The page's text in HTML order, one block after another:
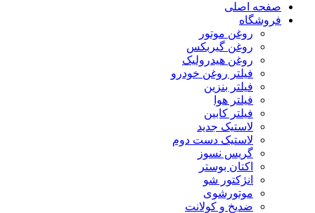
صفحه اصلی
فروشگاه
روغن موتور
روغن گیربکس
روغن هیدرولیک
فیلتر روغن خودرو
فیلتر بنزین
فیلتر هوا
فیلتر کابین
لاستیک جدید
لاستیک دست دوم
گریس نسوز
اکتان بوستر
انژکتور شو
موتورشوی
ضدیخ و کولانت